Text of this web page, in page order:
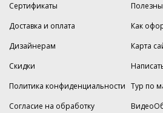
Сертификаты
Доставка и оплата
Дизайнерам
Скидки
Политика конфиденциальности
Согласие на обработку
Как
Карта
Тур по